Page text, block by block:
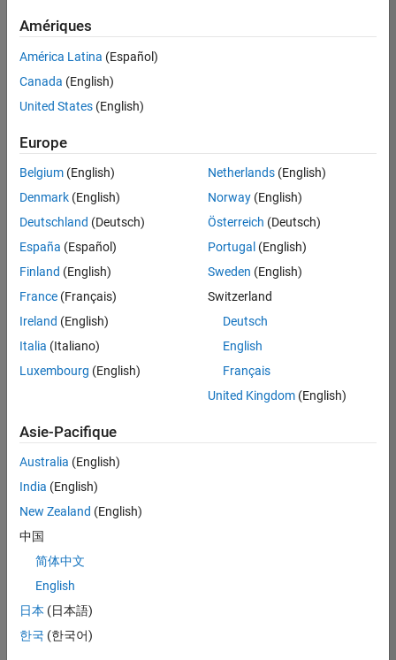
Actuellement,
aucune
offre
d'emploi
correspondant
à vos
critères
de
recherche.
Vous
pouvez
élargir
votre
recherche
ou
afficher
l’ensemble
d'emploi.
malgré
tout
vous
trouvez
pas
d'offre
corresponde
à vos
Amériques
América Latina (Español)
Canada (English)
United States (English)
Europe
Belgium (English)
Denmark (English)
Deutschland (Deutsch)
España (Español)
Finland (English)
France (Français)
Ireland (English)
Italia (Italiano)
Luxembourg (English)
Netherlands(English)
Norway(English)
Österreich (Deutsch)
Portugal (English)
Sweden (English)
Switzerland
Deutsch
English
Français
United Kingdom(English)
Asie-Pacifique
Australia (English)
India (English)
New Zealand (English)
中国
简体中文
English
日本 (日本語)
한국 (한국어)